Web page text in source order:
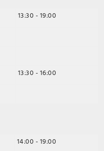
13:30 - 19:00
13:30 - 16:00
14:00 - 19:00